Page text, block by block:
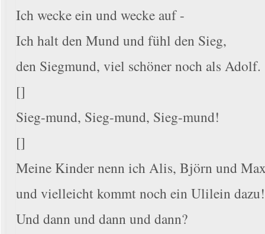
Ich wecke ein und wecke auf -
Ich halt den Mund und fühl den Sieg,
den Siegmund, viel schöner noch als Adolf.
[]
Sieg-mund, Sieg-mund, Sieg-mund!
[]
Meine Kinder nenn ich Alis, Björn und
und vielleicht kommt noch ein Ulilein dazu!
Und dann und dann und dann?